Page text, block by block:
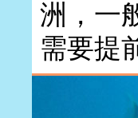
洲，一
需要提